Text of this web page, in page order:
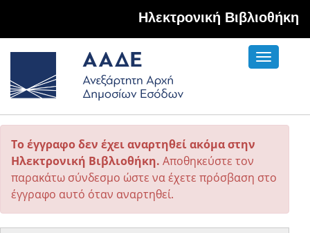
Hλεκτρονική Βιβλιοθήκη
Toggle
Το έγγραφο δεν έχει αναρτηθεί ακόμα στην
Ηλεκτρονική Βιβλιοθήκη. Αποθηκεύστε τον
παρακάτω σύνδεσμο ώστε να έχετε πρόσβαση στο
έγγραφο αυτό όταν αναρτηθεί.